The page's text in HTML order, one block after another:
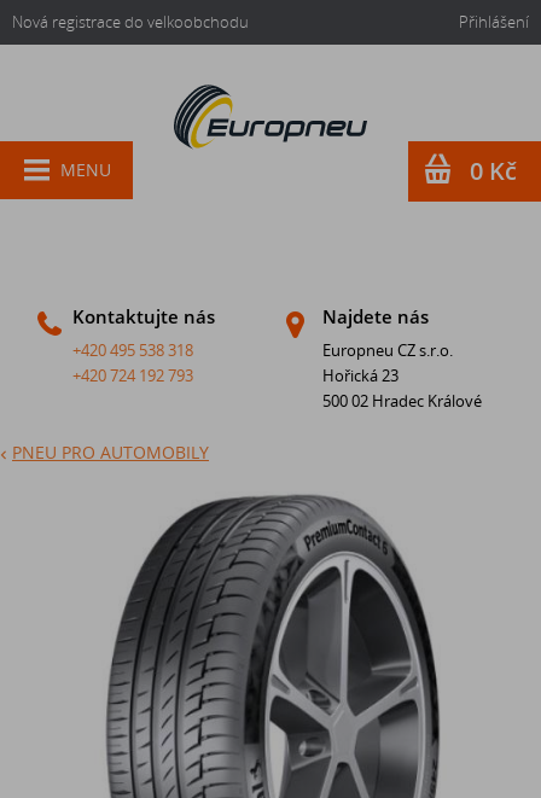
Nová registrace do velkoobchodu Přihlášení
Kontaktujte nás
+420 495 538 318
+420 724 192 793
Najdete nás
Europneu CZ s.r.o.
Hořická 23
500 02 Hradec Králové
MENU 0 Kč
PNEU PRO AUTOMOBILY